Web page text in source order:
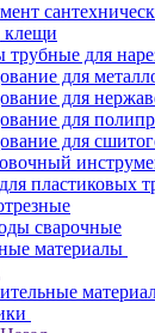
для
для
для
для
для
пластиковых
сварочные
материалы